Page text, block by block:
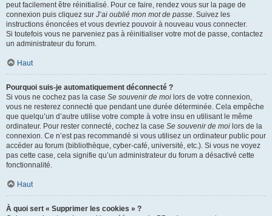
peut facilement être réinitialisé. Pour ce faire, rendez vous sur la page de
connexion puis cliquez sur J’ai oublié mon mot de passe. Suivez les
instructions énoncées et vous devriez pouvoir à nouveau vous connecter.
Si toutefois vous ne parveniez pas à réinitialiser votre mot de passe, contactez
un administrateur du forum.
Haut
Pourquoi suis-je automatiquement déconnecté ?
Si vous ne cochez pas la case Se souvenir de moi lors de votre connexion,
vous ne resterez connecté que pendant une durée déterminée. Cela empêche
que quelqu’un d’autre utilise votre compte à votre insu en utilisant le même
ordinateur. Pour rester connecté, cochez la case Se souvenir de moi lors de la
connexion. Ce n’est pas recommandé si vous utilisez un ordinateur public pour
accéder au forum (bibliothèque, cyber-café, université, etc.). Si vous ne voyez
pas cette case, cela signifie qu’un administrateur du forum a désactivé cette
fonctionnalité.
Haut
À quoi sert « Supprimer les cookies » ?